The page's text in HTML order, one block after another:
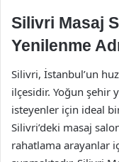
Silivri Masaj
Yenilenme
Silivri, İstanbul’un
ilçesidir. Yoğun şehir
isteyenler için ideal
Silivri’deki masaj
rahatlama arayanlar